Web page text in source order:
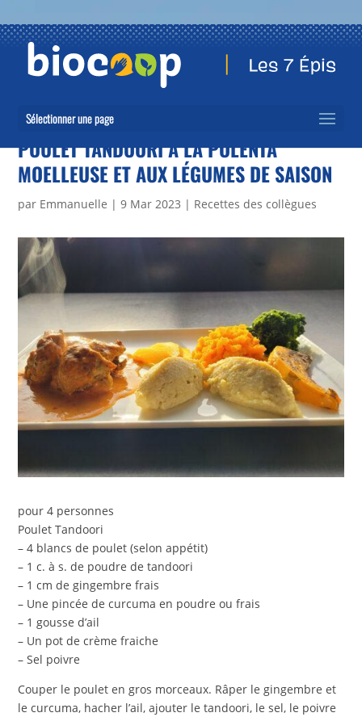
Sélectionner une page
POULET TANDOORI À LA POLENTA
MOELLEUSE ET AUX LÉGUMES DE SAISON
par Emmanuelle |9 Mar 2023 | Recettes des collègues
pour 4 personnes
Poulet Tandoori
– 4 blancs de poulet (selon appétit)
– 1 c. à s. de poudre de tandoori
– 1 cm de gingembre frais
– Une pincée de curcuma en poudre ou frais
– 1 gousse d’ail
– Un pot de crème fraiche
– Sel poivre
Couper le poulet en gros morceaux. Râper le gingembre et
le curcuma, hacher l’ail, ajouter le tandoori, le sel, le poivre